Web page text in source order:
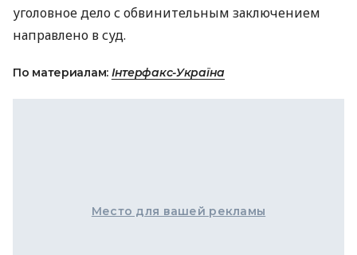
уголовное дело с обвинительным заключением
направлено в суд.
По материалам: Інтерфакс-Україна
Место для вашей рекламы